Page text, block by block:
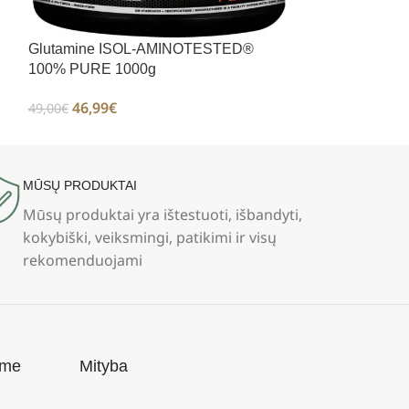
Glutamine ISOL-AMINOTESTED®
100% PURE 1000g
49,00€ 46,99€
MŪSŲ PRODUKTAI
Mūsų produktai yra ištestuoti, išbandyti,
kokybiški, veiksmingi, patikimi ir visų
rekomenduojami
Mityba